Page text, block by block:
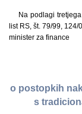
Na podlagi
list RS, št. 79/99,
minister za finance
o postopkih
s